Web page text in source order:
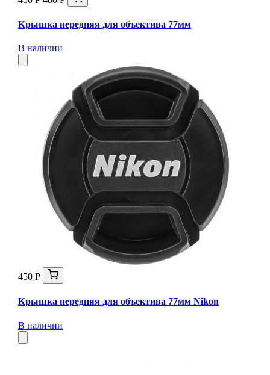
Крышка передняя для объектива 77мм
В наличии
450 Р
Крышка передняя для объектива 77мм Nikon
В наличии